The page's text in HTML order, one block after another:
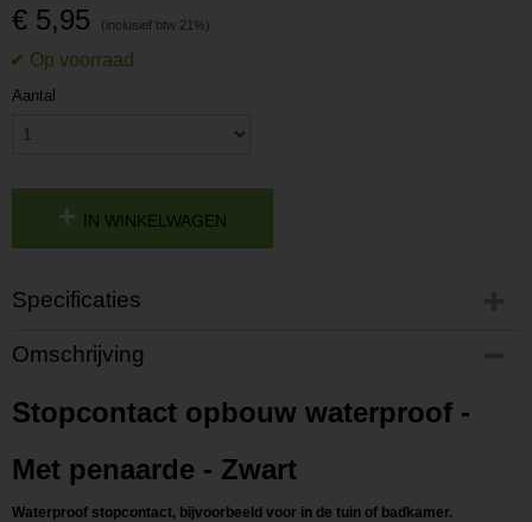
€ 5,95
Aantal
IN WINKELWAGEN
Specificaties
Productcode
P202304251632
L202304251632
Omschrijving
Stopcontact opbouw waterproof -
Met penaarde - Zwart
Waterproof stopcontact, bijvoorbeeld voor in de tuin of badkamer.